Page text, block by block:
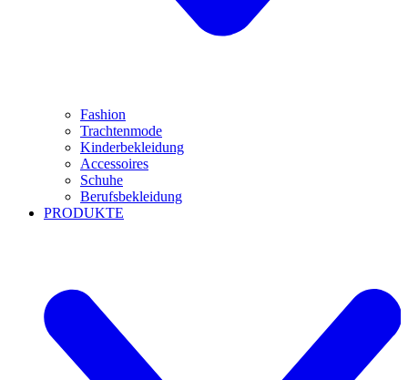
Fashion
Trachtenmode
Kinderbekleidung
Accessoires
Schuhe
Berufsbekleidung
PRODUKTE